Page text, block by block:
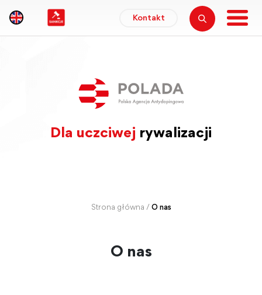
Kontakt
Dla uczciwej rywalizacji
Strona główna / O nas
O nas